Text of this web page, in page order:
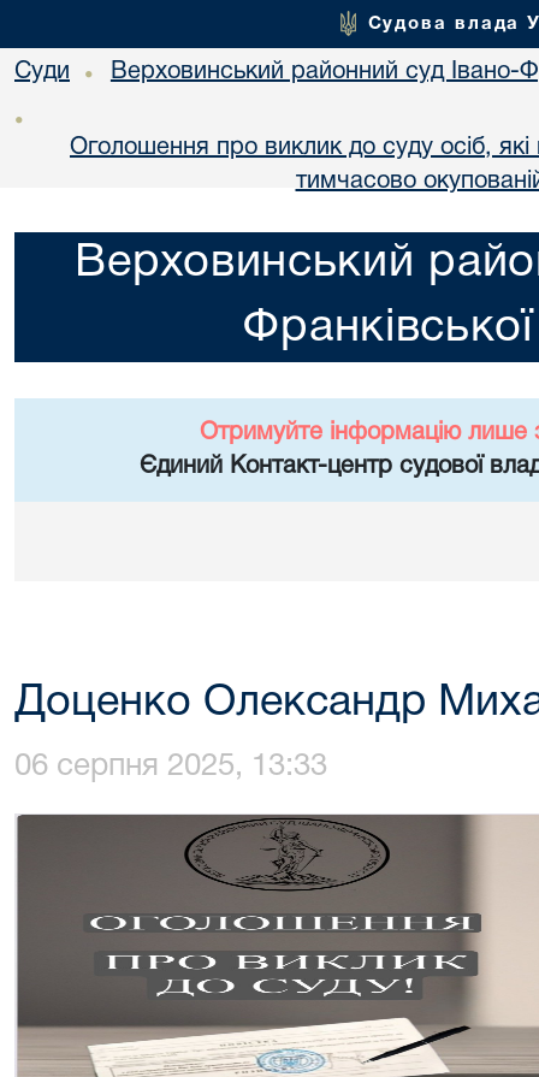
Судова влада
Суди • Верховинський районний суд Івано-
•
Оголошення про виклик до суду осіб,
тимчасово
Верховинський
Отримуйте інформацію лише
Єдиний Контакт-центр судової
Доценко Олександр
06 серпня 2025, 13:33